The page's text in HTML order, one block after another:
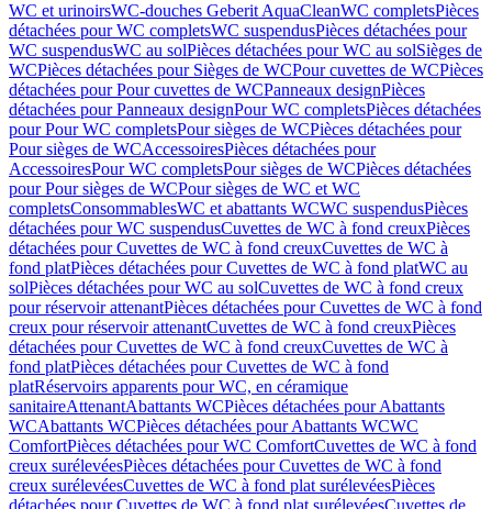
WC et urinoirsWC-douches Geberit AquaCleanWC completsPièces
détachées pour WC completsWC suspendusPièces détachées pour
WC suspendusWC au solPièces détachées pour WC au solSièges de
WCPièces détachées pour Sièges de WCPour cuvettes de WCPièces
détachées pour Pour cuvettes de WCPanneaux designPièces
détachées pour Panneaux designPour WC completsPièces détachées
pour Pour WC completsPour sièges de WCPièces détachées pour
Pour sièges de WCAccessoiresPièces détachées pour
AccessoiresPour WC completsPour sièges de WCPièces détachées
pour Pour sièges de WCPour sièges de WC et WC
completsConsommablesWC et abattants WCWC suspendusPièces
détachées pour WC suspendusCuvettes de WC à fond creuxPièces
détachées pour Cuvettes de WC à fond creuxCuvettes de WC à
fond platPièces détachées pour Cuvettes de WC à fond platWC au
solPièces détachées pour WC au solCuvettes de WC à fond creux
pour réservoir attenantPièces détachées pour Cuvettes de WC à fond
creux pour réservoir attenantCuvettes de WC à fond creuxPièces
détachées pour Cuvettes de WC à fond creuxCuvettes de WC à
fond platPièces détachées pour Cuvettes de WC à fond
platRéservoirs apparents pour WC, en céramique
sanitaireAttenantAbattants WCPièces détachées pour Abattants
WCAbattants WCPièces détachées pour Abattants WCWC
ComfortPièces détachées pour WC ComfortCuvettes de WC à fond
creux surélevéesPièces détachées pour Cuvettes de WC à fond
creux surélevéesCuvettes de WC à fond plat surélevéesPièces
détachées pour Cuvettes de WC à fond plat surélevéesCuvettes de